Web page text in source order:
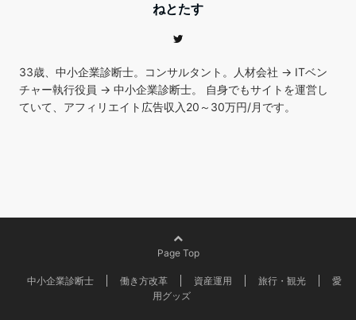
ねとたす
33歳、中小企業診断士。コンサルタント。人材会社 → ITベン
チャー執行役員 → 中小企業診断士。 自身でもサイトを運営し
ていて、アフィリエイト広告収入20～30万円/月です。
Page Top
中小企業診断士 働き方改革 資産運用 旅行・観光
愛
用グッズ